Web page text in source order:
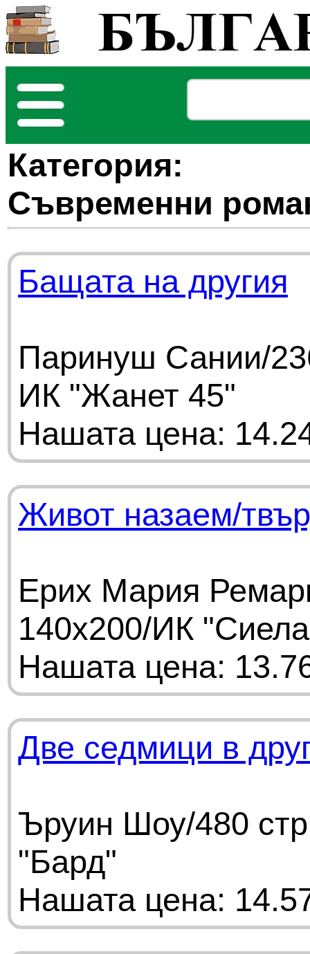
Категория:
Съвременни
Бащата на другия
Паринуш Сании/
ИК "Жанет 45"
Нашата цена:
Живот назаем/
Ерих Мария
140х200/ИК
Нашата цена:
Две седмици в
Ъруин Шоу/480
"Бард"
Нашата цена: